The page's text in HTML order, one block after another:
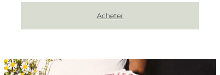
Acheter